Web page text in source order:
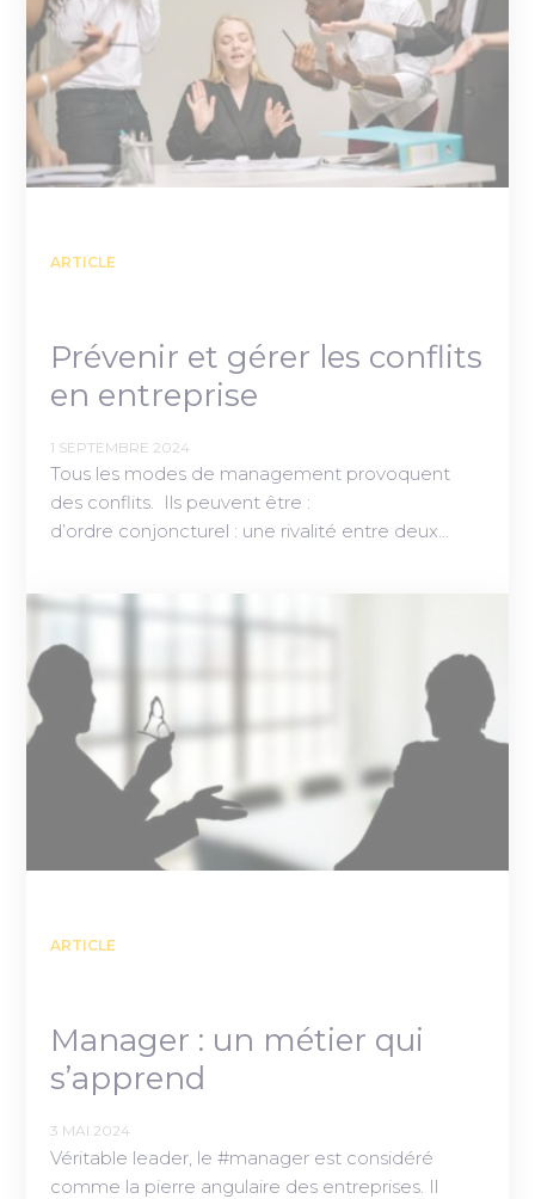
ARTICLE
Prévenir et gérer les conflits
en entreprise
1 SEPTEMBRE 2024
Tous les modes de management provoquent
des conflits. Ils peuvent être :
d’ordre conjoncturel : une rivalité entre deux…
ARTICLE
Manager : un métier qui
s’apprend
3 MAI 2024
Véritable leader, le #manager est considéré
comme la pierre angulaire des entreprises. Il